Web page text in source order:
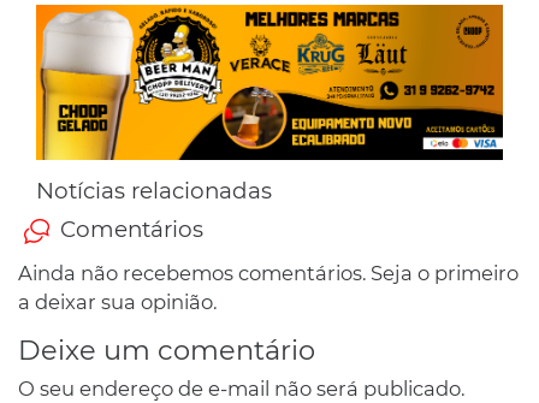
Notícias relacionadas
Comentários
Ainda não recebemos comentários. Seja o primeiro
a deixar sua opinião.
Deixe um comentário
O seu endereço de e-mail não será publicado.